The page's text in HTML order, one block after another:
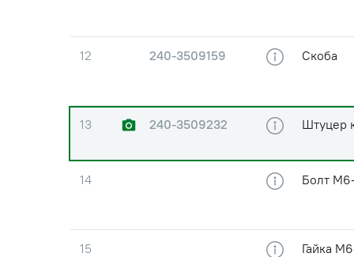
12 240-3509159 Скоба
13 240-3509232 Штуцер
14 Болт
15 Гайка